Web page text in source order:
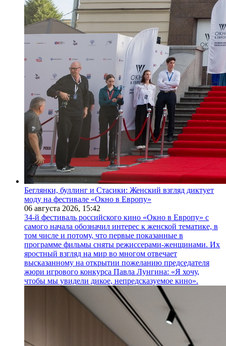
Беглянки, буллинг и Стасики: Женский взгляд диктует
моду на фестивале «Окно в Европу»
06 августа 2026, 15:42
34-й фестиваль российского кино «Окно в Европу» с
самого начала обозначил интерес к женской тематике, в
том числе и потому, что первые показанные в
программе фильмы сняты режиссерами-женщинами. Их
яростный взгляд на мир во многом отвечает
высказанному на открытии пожеланию председателя
жюри игрового конкурса Павла Лунгина: «Я хочу,
чтобы мы увидели дикое, непредсказуемое кино».